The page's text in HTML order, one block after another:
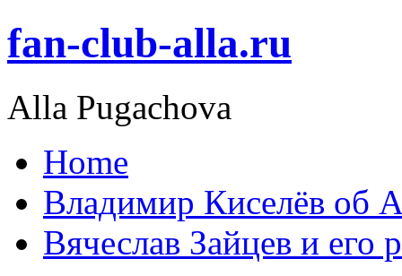
fan-club-alla.ru
Alla Pugachova
Home
Владимир Киселёв об
Вячеслав Зайцев и его